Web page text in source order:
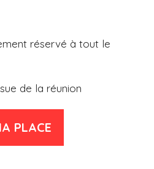
réservé à tout le
de la réunion
PLACE